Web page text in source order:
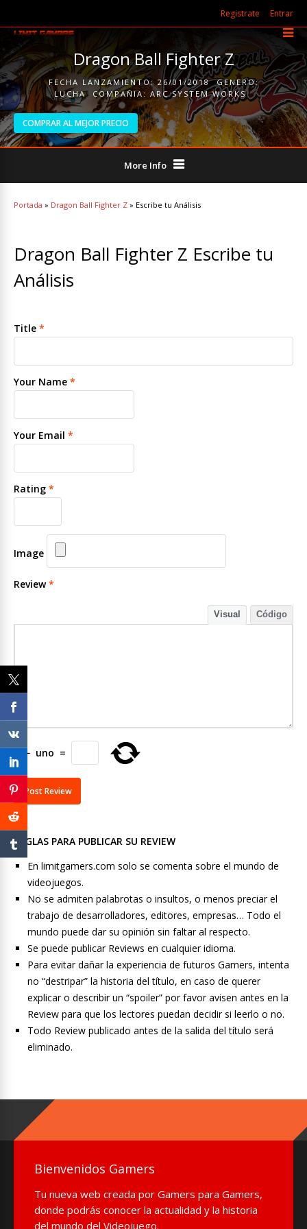
Registrate Entrar
Dragon Ball Fighter Z
FECHA LANZAMIENTO:26/01/2018
GENERO:
LUCHA
COMPAÑIA:ARC SYSTEM WORKS
COMPRAR AL MEJOR PRECIO
More Info
Portada » Dragon Ball Fighter Z » Escribe tu Análisis
Dragon Ball Fighter Z Escribe tu
Análisis
Title *
Your Name *
Your Email *
Rating *
Image
Review*
Visual Código
7 − uno =
REGLAS PARA PUBLICAR SU REVIEW
En limitgamers.com solo se comenta sobre el mundo de
videojuegos.
No se admiten palabrotas o insultos, o menos preciar el
trabajo de desarrolladores, editores, empresas… Todo el
mundo puede dar su opinión sin faltar al respecto.
Se puede publicar Reviews en cualquier idioma.
Para evitar dañar la experiencia de futuros Gamers, intenta
no “destripar” la historia del título, en caso de querer
explicar o describir un “spoiler” por favor avisen antes en la
Review para que los lectores puedan decidir si leerlo o no.
Todo Review publicado antes de la salida del título será
eliminado.
Bienvenidos Gamers
Tu nueva web creada por Gamers para Gamers,
donde podrás conocer la actualidad y la historia
del mundo del Videojuego.